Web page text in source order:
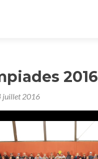
2016
juillet 2016